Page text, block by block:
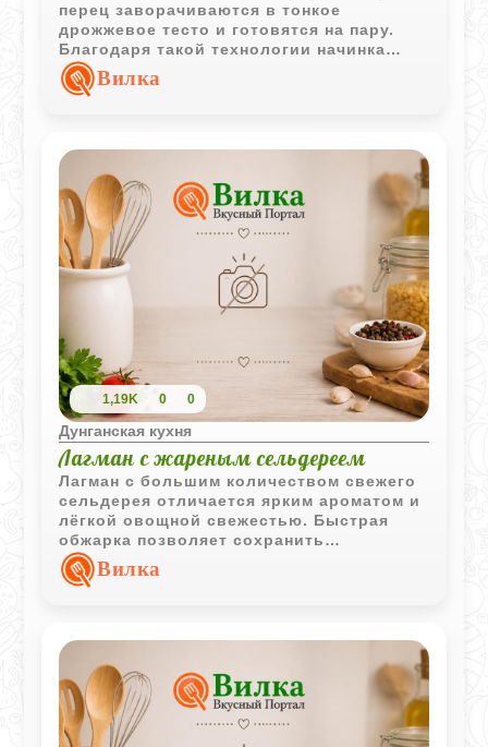
перец заворачиваются в тонкое
дрожжевое тесто и готовятся на пару.
Благодаря такой технологии начинка
сохраняет насыщенный вкус и остаётся
особенно сочной.
Вилка
1,19K 0 0
Дунганская кухня
Лагман с жареным сельдереем
Лагман с большим количеством свежего
сельдерея отличается ярким ароматом и
лёгкой овощной свежестью. Быстрая
обжарка позволяет сохранить
характерный вкус зелени, который
хорошо сочетается с бараниной и
Вилка